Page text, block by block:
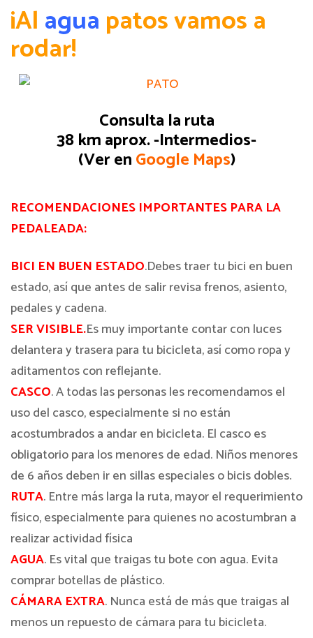
¡Al agua patos vamos a
rodar!
Consulta la ruta
38 km aprox. -Intermedios-
(Ver enGoogle Maps)
RECOMENDACIONES IMPORTANTES PARA LA
PEDALEADA:
BICI EN BUEN ESTADO.Debes traer tu bici en buen
estado, así que antes de salir revisa frenos, asiento,
pedales y cadena.
SER VISIBLE.Es muy importante contar con luces
delantera y trasera para tu bicicleta, así como ropa y
aditamentos con reflejante.
CASCO. A todas las personas les recomendamos el
uso del casco, especialmente si no están
acostumbrados a andar en bicicleta. El casco es
obligatorio para los menores de edad. Niños menores
de 6 años deben ir en sillas especiales o bicis dobles.
RUTA. Entre más larga la ruta, mayor el requerimiento
físico, especialmente para quienes no acostumbran a
realizar actividad física
AGUA. Es vital que traigas tu bote con agua. Evita
comprar botellas de plástico.
CÁMARA EXTRA. Nunca está de más que traigas al
menos un repuesto de cámara para tu bicicleta.